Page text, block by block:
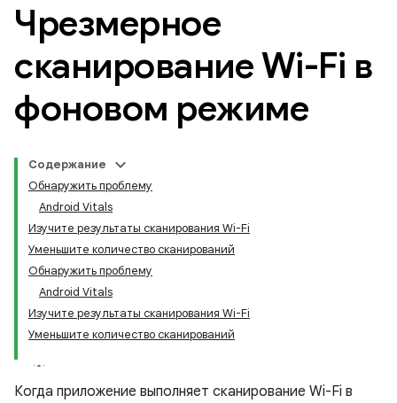
Чрезмерное
сканирование Wi-Fi в
фоновом режиме
Содержание
Обнаружить проблему
Android Vitals
Изучите результаты сканирования Wi-Fi
Уменьшите количество сканирований
Обнаружить проблему
Android Vitals
Изучите результаты сканирования Wi-Fi
Уменьшите количество сканирований
Когда приложение выполняет сканирование Wi-Fi в